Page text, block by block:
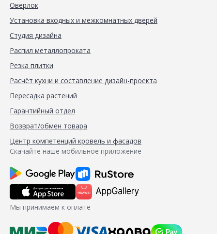
Оверлок
Установка входных и межкомнатных дверей
Студия дизайна
Распил металлопроката
Резка плитки
Расчёт кухни и составление дизайн-проекта
Пересадка растений
Гарантийный отдел
Возврат/обмен товара
Центр компетенций кровель и фасадов
Скачайте наше мобильное приложение
Мы принимаем к оплате